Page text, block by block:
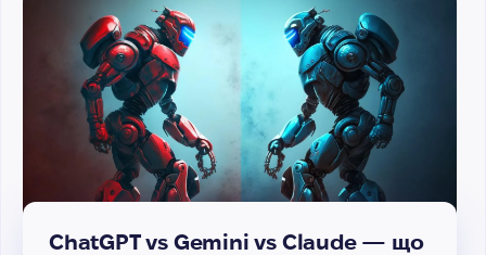
ChatGPT vs Gemini vs Claude — що